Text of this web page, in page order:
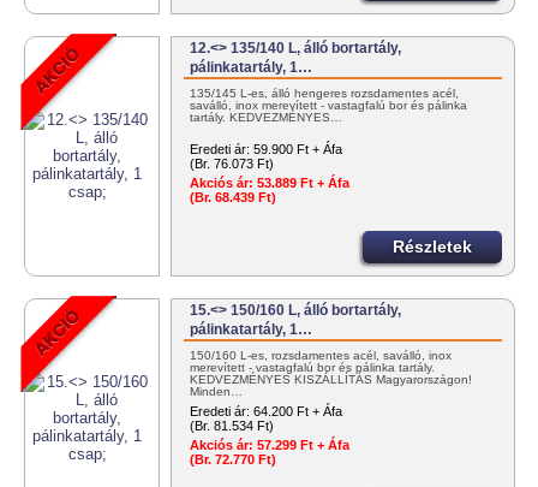
12.<> 135/140 L, álló bortartály,
pálinkatartály, 1…
135/145 L-es, álló hengeres rozsdamentes acél,
saválló, inox merevített - vastagfalú bor és pálinka
tartály. KEDVEZMÉNYES…
Eredeti ár: 59.900 Ft + Áfa
(Br. 76.073 Ft)
Akciós ár: 53.889 Ft + Áfa
(Br. 68.439 Ft)
Részletek
15.<> 150/160 L, álló bortartály,
pálinkatartály, 1…
150/160 L-es, rozsdamentes acél, saválló, inox
merevített - vastagfalú bor és pálinka tartály.
KEDVEZMÉNYES KISZÁLLÍTÁS Magyarországon!
Minden…
Eredeti ár: 64.200 Ft + Áfa
(Br. 81.534 Ft)
Akciós ár: 57.299 Ft + Áfa
(Br. 72.770 Ft)